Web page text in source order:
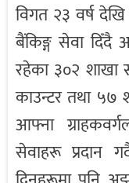
विगत २३ वर्ष देखि
बैंकिङ्ग सेवा
रहेका ३०२ शाखा
काउन्टर तथा ५७
आफ्ना
सेवाहरू प्रदान